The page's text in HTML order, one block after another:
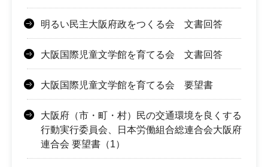
明るい民主大阪府政をつくる会 文書回答
大阪国際児童文学館を育てる会 文書回答
大阪国際児童文学館を育てる会 要望書
大阪府（市・町・村）民の交通環境を良くする
行動実行委員会、日本労働組合総連合会大阪府
連合会 要望書（1）